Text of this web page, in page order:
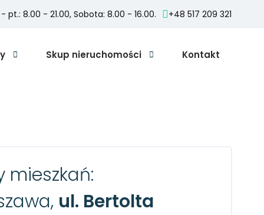
pt.: 8.00 - 21.00, Sobota: 8.00 - 16.00. +48 517 209 321
Skup nieruchomości Kontakt
mieszkań:
ul. Bertolta